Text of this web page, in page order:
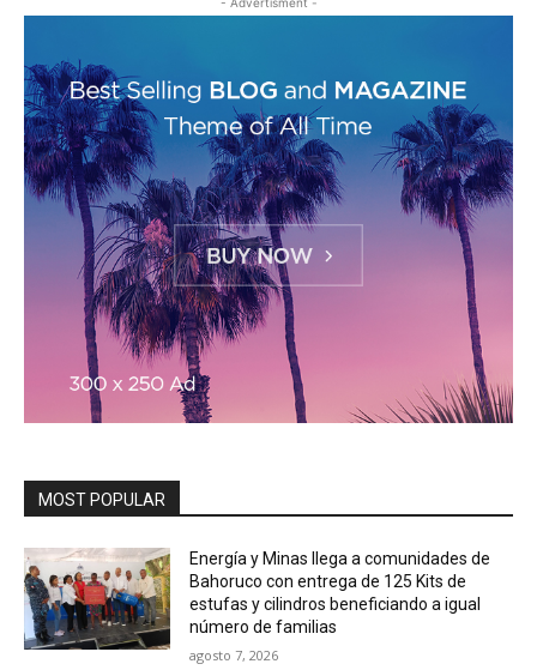
MOST POPULAR
Energía y Minas llega a comunidades de
Bahoruco con entrega de 125 Kits de
estufas y cilindros beneficiando a igual
número de familias
agosto 7, 2026